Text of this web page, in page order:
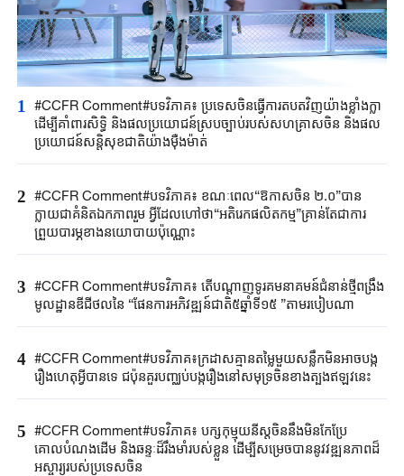
1
#CCFR Comment#បទវិភាគ៖ ប្រទេសចិនធ្វើការតបតវិញយ៉ាងខ្លាំងក្លា
ដើម្បីគាំពារសិទ្ធិ និងផលប្រយោជន៍ស្របច្បាប់របស់សហគ្រាសចិន និងផល
ប្រយោជន៍សន្តិសុខជាតិយ៉ាងម៉ឺងម៉ាត់
2 #CCFR Comment#បទវិភាគ៖ ខណៈពេល“ឱកាសចិន ២.០”បាន
ក្លាយជាគំនិតឯកភាពរួម អ្វីដែលហៅថា“អតិរេកផលិតកម្ម”គ្រាន់តែជាការ
ព្រួយបារម្ភខាងនយោបាយប៉ុណ្ណោះ
3 #CCFR Comment#បទវិភាគ៖ តើបណ្តាញទូរគមនាគមន៍ជំនាន់ថ្មីពង្រឹង
មូលដ្ឋានឌីជីថលនៃ “ផែនការអភិវឌ្ឍន៍ជាតិ៥ឆ្នាំទី១៥ ”តាមរបៀបណា
4 #CCFR​ Comment#​បទវិភាគ៖ក្រដាសគ្មានតម្លៃមួយសន្លឹកមិន​អាច​បង្ក
រឿង​ហេតុអ្វីបានទេ ជប៉ុន​គួរ​បញ្ឈប់បង្ករឿងនៅសមុទ្រចិនខាងត្បូងឥឡូវនេះ
5 #CCFR Comment#បទវិភាគ៖ បក្សកុម្មុយនីស្តចិននឹងមិនកែប្រែ
គោលបំណងដើម និងឆន្ទៈដ៏រឹងមាំរបស់ខ្លួន ដើម្បីសម្រេចបាននូវវឌ្ឍនភាពដ៏
អស្ចារ្យរបស់ប្រទេសចិន